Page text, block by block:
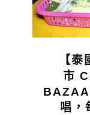
【
市
唱，